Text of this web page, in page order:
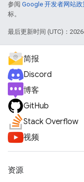
参阅 Google 开发者网站政
标。
最后更新时间 (UTC)：
简报
Discord
博客
GitHub
Stack Overflow
视频
资源